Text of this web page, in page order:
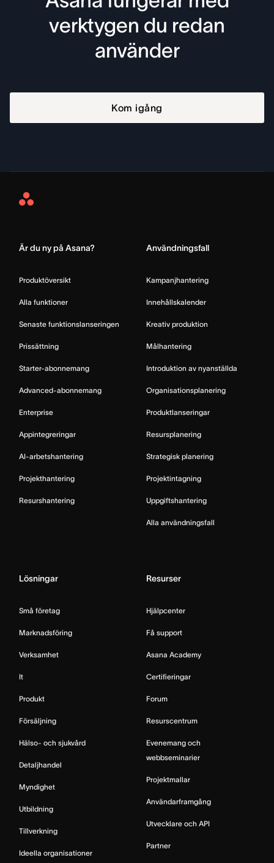
verktygen du redan
använder
Kom igång
Asana
Är du ny på Asana?
Produktöversikt
Alla funktioner
Senaste funktionslanseringen
Prissättning
Starter-abonnemang
Advanced-abonnemang
Enterprise
Appintegreringar
AI-arbetshantering
Projekthantering
Resurshantering
Användningsfall
Kampanjhantering
Innehållskalender
Kreativ produktion
Målhantering
Introduktion av nyanställda
Organisationsplanering
Produktlanseringar
Resursplanering
Strategisk planering
Projektintagning
Uppgiftshantering
Alla användningsfall
Lösningar
Små företag
Marknadsföring
Verksamhet
It
Produkt
Försäljning
Hälso- och sjukvård
Detaljhandel
Myndighet
Utbildning
Tillverkning
Ideella organisationer
Resurser
Hjälpcenter
Få support
Asana Academy
Certifieringar
Forum
Resurscentrum
Evenemang och
webbseminarier
Projektmallar
Användarframgång
Utvecklare och API
Partner